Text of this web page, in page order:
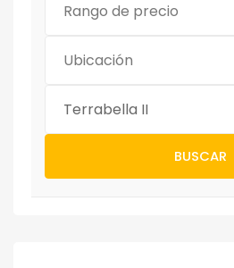
Rango de precio
Ubicación
Terrabella II
BUSCAR